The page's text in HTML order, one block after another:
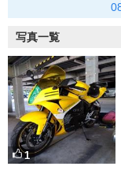
写真一覧
1